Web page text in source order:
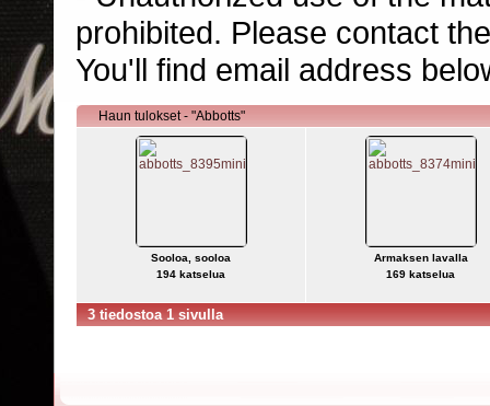
prohibited. Please contact
You'll find email address
Haun tulokset - "Abbotts"
Sooloa, sooloa
194 katselua
Armaksen lavalla
169 katselua
3 tiedostoa 1 sivulla